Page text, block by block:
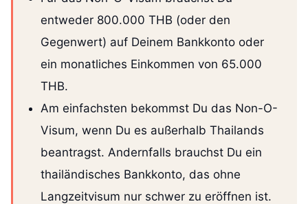
entweder 800.000 THB (oder den
Gegenwert) auf Deinem Bankkonto oder
ein monatliches Einkommen von 65.000
THB.
Am einfachsten bekommst Du das Non-O-
Visum, wenn Du es außerhalb Thailands
beantragst. Andernfalls brauchst Du ein
thailändisches Bankkonto, das ohne
Langzeitvisum nur schwer zu eröffnen ist.